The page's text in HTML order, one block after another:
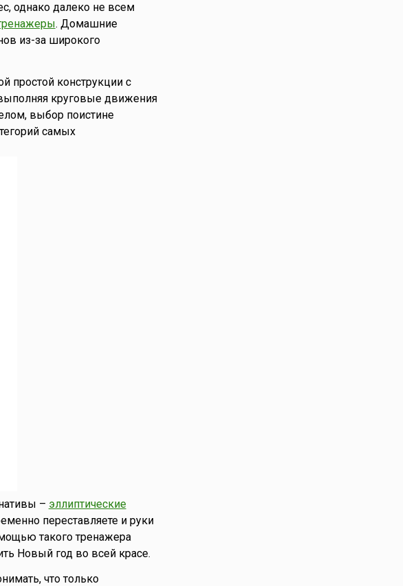
однако далеко не всем
. Домашние
из-за широкого
простой конструкции с
круговые движения
выбор поистине
самых
– эллиптические
переставляете и руки
такого тренажера
Новый год во всей красе.
что только